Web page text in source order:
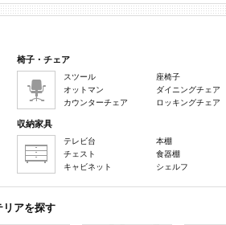
椅子・チェア
スツール
オットマン
カウンターチェア
座椅子
ダイニングチェア
ロッキングチェア
収納家具
テレビ台
チェスト
キャビネット
本棚
食器棚
シェルフ
リアを探す